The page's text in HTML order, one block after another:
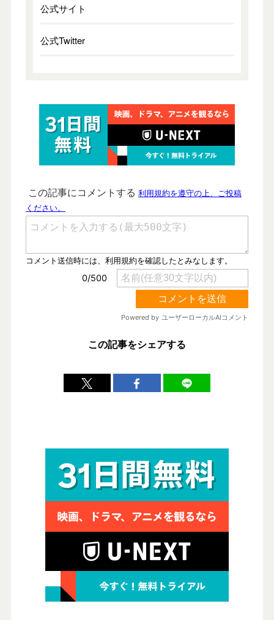
公式サイト
公式Twitter
この記事をシェアする